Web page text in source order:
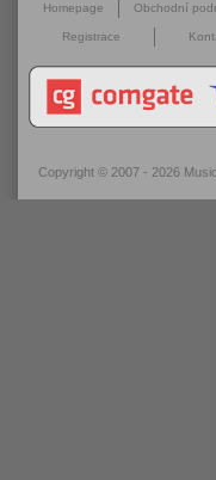
Homepage Obchodní
Registrace
Copyright © 2007 - 2026